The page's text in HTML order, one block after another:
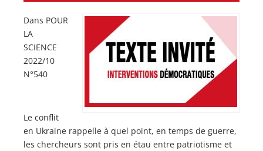
Dans POUR
LA
SCIENCE
2022/10
N°540
Le conflit
en Ukraine rappelle à quel point, en temps de guerre,
les chercheurs sont pris en étau entre patriotisme et